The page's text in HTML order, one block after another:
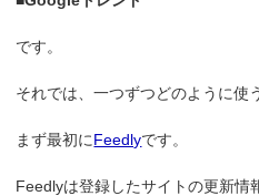
です。
それでは、一つずつどのように使
まず最初にFeedlyです。
Feedlyは登録したサイトの更新情